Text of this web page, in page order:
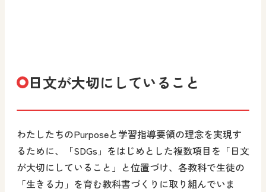
日文が大切にしていること
わたしたちのPurposeと学習指導要領の理念を実現す
るために、「SDGs」をはじめとした複数項目を「日文
が大切にしていること」と位置づけ、各教科で生徒の
「生きる力」を育む教科書づくりに取り組んでいま